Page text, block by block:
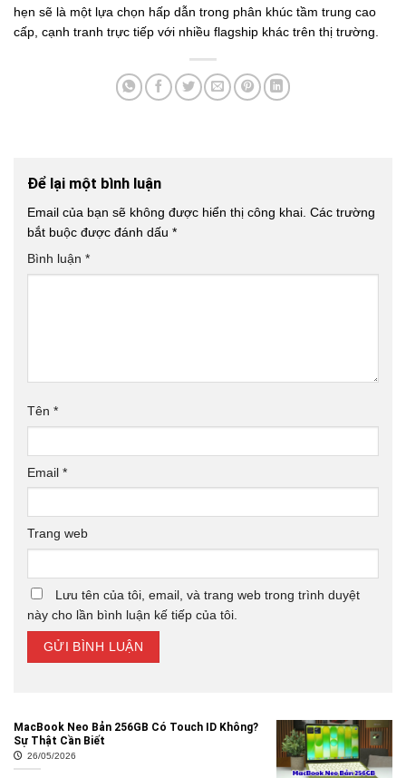
hẹn sẽ là một lựa chọn hấp dẫn trong phân khúc tầm trung cao
cấp, cạnh tranh trực tiếp với nhiều flagship khác trên thị trường.
Để lại một bình luận
Email của bạn sẽ không được hiển thị công khai. Các trường
bắt buộc được đánh dấu *
Bình luận *
Tên *
Email *
Trang web
Lưu tên của tôi, email, và trang web trong trình duyệt
này cho lần bình luận kế tiếp của tôi.
MacBook Neo Bản 256GB Có Touch ID Không?
Sự Thật Cần Biết
26/05/2026